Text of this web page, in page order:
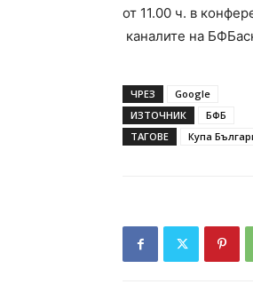
от 11.00 ч. в
каналите на
ЧРЕЗ
Google
ИЗТОЧНИК
БФБ
ТАГОВЕ
Купа